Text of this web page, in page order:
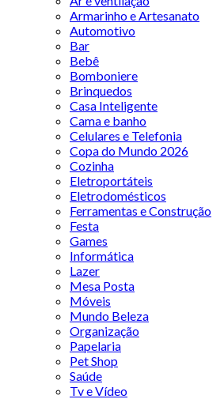
Armarinho e Artesanato
Automotivo
Bar
Bebê
Bomboniere
Brinquedos
Casa Inteligente
Cama e banho
Celulares e Telefonia
Copa do Mundo 2026
Cozinha
Eletroportáteis
Eletrodomésticos
Ferramentas e Construção
Festa
Games
Informática
Lazer
Mesa Posta
Móveis
Mundo Beleza
Organização
Papelaria
Pet Shop
Saúde
Tv e Vídeo